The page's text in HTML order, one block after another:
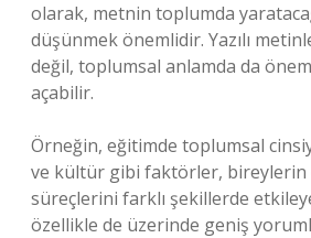
olarak, metnin toplumda
düşünmek önemlidir. Yazılı
değil, toplumsal anlamda da
açabilir.
Örneğin, eğitimde toplumsal
ve kültür gibi faktörler, bireylerin
süreçlerini farklı şekillerde
özellikle de üzerinde geniş